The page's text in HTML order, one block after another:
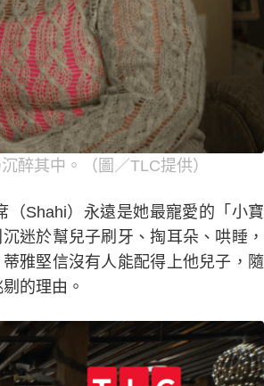
醉其中。（圖／TLC提供）
Shahi）永遠是她最寵愛的「小寶
迷於幫兒子刷牙、掏耳朵、哄睡，
雅堅信沒有人能配得上他兒子，隨
的理由。